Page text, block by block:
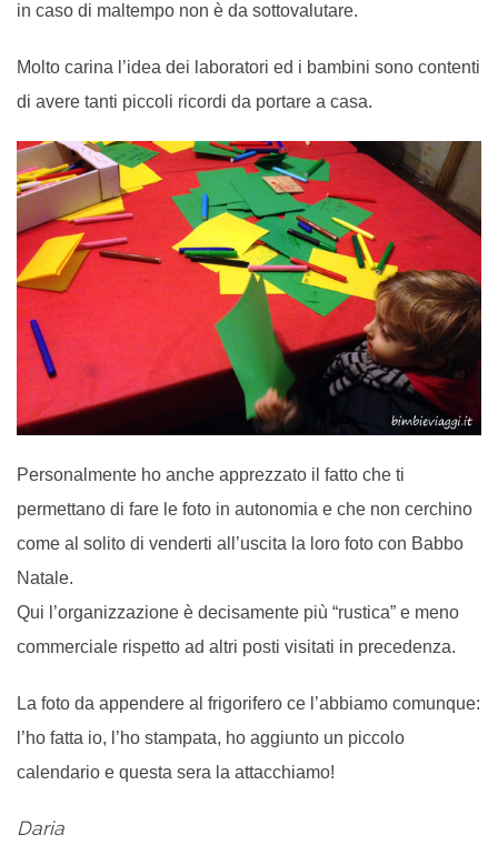
in caso di maltempo non è da sottovalutare.
Molto carina l’idea dei laboratori ed i bambini sono contenti
di avere tanti piccoli ricordi da portare a casa.
Personalmente ho anche apprezzato il fatto che ti
permettano di fare le foto in autonomia e che non cerchino
come al solito di venderti all’uscita la loro foto con Babbo
Natale.
Qui l’organizzazione è decisamente più “rustica” e meno
commerciale rispetto ad altri posti visitati in precedenza.
La foto da appendere al frigorifero ce l’abbiamo comunque:
l’ho fatta io, l’ho stampata, ho aggiunto un piccolo
calendario e questa sera la attacchiamo!
Daria